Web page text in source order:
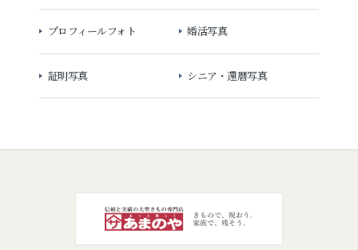
プロフィールフォト 婚活写真
証明写真 シニア・還暦写真